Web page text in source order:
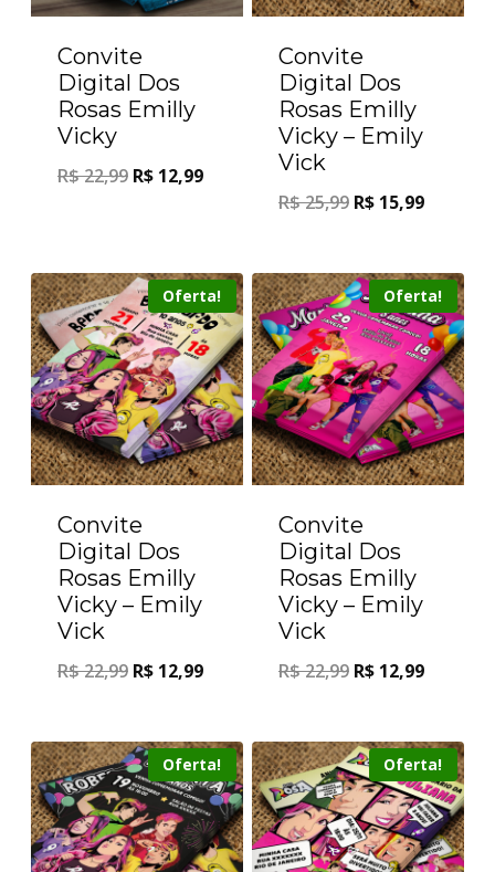
Convite
Digital Dos
Rosas Emilly
Vicky
R$22,99 R$ 12,99
Convite
Digital Dos
Rosas Emilly
Vicky – Emily
Vick
R$25,99 R$ 15,99
Oferta!
Convite
Digital Dos
Rosas Emilly
Vicky – Emily
Vick
R$22,99 R$ 12,99
Oferta!
Convite
Digital Dos
Rosas Emilly
Vicky – Emily
Vick
R$22,99 R$ 12,99
Oferta! Oferta!